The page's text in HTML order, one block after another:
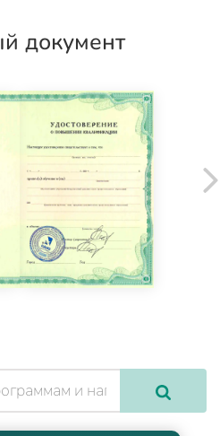
документ